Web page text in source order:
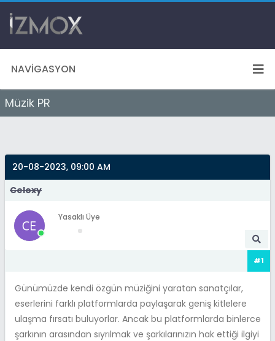
NAVIGASYON
Müzik PR
20-08-2023, 09:00 AM
Celoxy
Yasaklı Üye
#1
Günümüzde kendi özgün müziğini yaratan sanatçılar,
eserlerini farklı platformlarda paylaşarak geniş kitlelere
ulaşma fırsatı buluyorlar. Ancak bu platformlarda binlerce
şarkının arasından sıyrılmak ve şarkılarınızın hak ettiği ilgiyi